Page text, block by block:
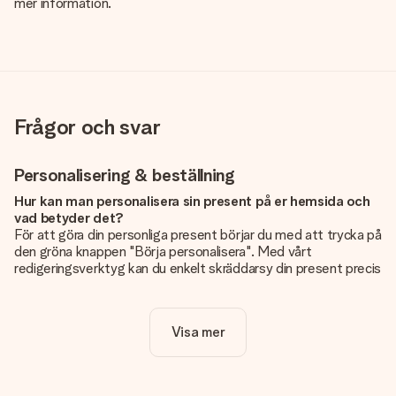
Frågor och svar
Personalisering & beställning
Hur kan man personalisera sin present på er hemsida och
vad betyder det?
För att göra din personliga present börjar du med att trycka på
den gröna knappen "Börja personalisera". Med vårt
redigeringsverktyg kan du enkelt skräddarsy din present precis
Kostar det något extra att personalisera sin present?
Visa mer